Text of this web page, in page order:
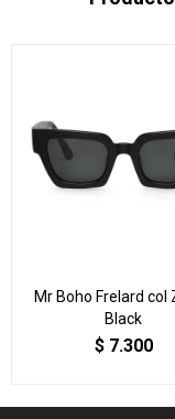
Mr Boho Frelard col
Black
$ 7.300